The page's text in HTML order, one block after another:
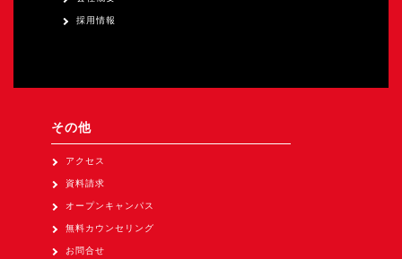
採用情報
その他
アクセス
資料請求
オープンキャンパス
無料カウンセリング
お問合せ